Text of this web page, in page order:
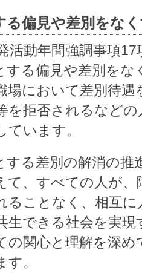
る偏見や差別をな
活動年間強調事項
する偏見や差別を
場において差別待遇
を拒否されるなどの
ています。
する差別の解消の推
て、すべての人が、
ることなく、相互に
生できる社会を実
の関心と理解を深
。